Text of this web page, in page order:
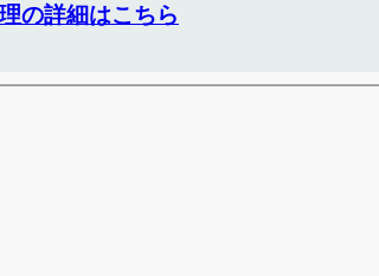
の詳細はこちら